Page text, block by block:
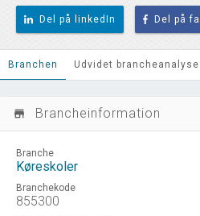
Del på linkedIn Del på
Branchen Udvidet brancheanalyse
store_mall_directory Brancheinformation
Branche
Køreskoler
Branchekode
855300